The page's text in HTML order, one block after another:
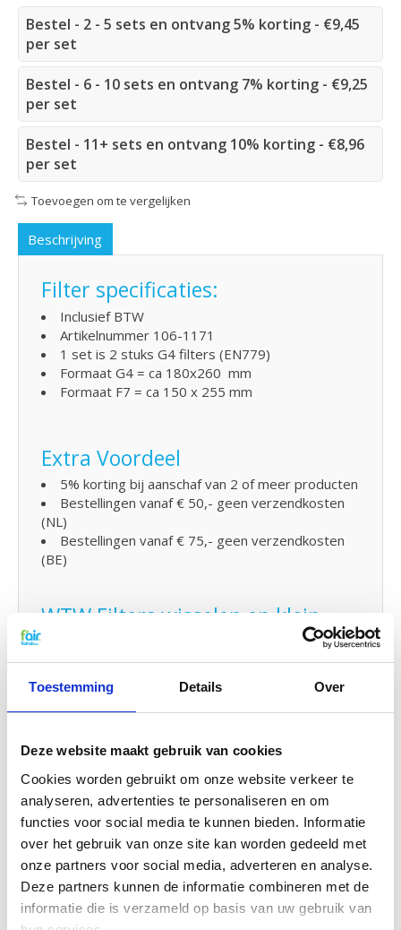
Toestemming Details Over
Deze website maakt gebruik van cookies
Cookies worden gebruikt om onze website verkeer te
analyseren, advertenties te personaliseren en om
functies voor social media te kunnen bieden. Informatie
over het gebruik van onze site kan worden gedeeld met
onze partners voor social media, adverteren en analyse.
Deze partners kunnen de informatie combineren met de
informatie die is verzameld op basis van uw gebruik van
Bestel - 2 - 5 sets en ontvang 5% korting - €9,45
per set
Bestel - 6 - 10 sets en ontvang 7% korting - €9,25
per set
Bestel - 11+ sets en ontvang 10% korting - €8,96
per set
Toevoegen om te vergelijken
Beschrijving
Filter specificaties:
Inclusief BTW
Artikelnummer 106-1171
1 set is 2 stuks G4 filters (EN779)
Formaat G4 = ca 180x260 mm
Formaat F7 = ca 150 x 255 mm
Extra Voordeel
5% korting bij aanschaf van 2 of meer producten
Bestellingen vanaf € 50,- geen verzendkosten
(NL)
Bestellingen vanaf € 75,- geen verzendkosten
(BE)
WTW Filters wisselen en klein
De WTW filters van fairair voor de Itho HRU Eco
150 kunt op eenvoudig zelf vervangen en in uw
kunt ook eenvoudig
klein onderhoud zelf uitvoeren
door uw systeem metprobioticatussendoor te
reinigen. lees hier hoe.
G4 Kwaliteit voor een G3 prijs
f'air G3 filters hebben een afvang van 92%. De
afvang van G3 filters moet volgens de gestelde
EN779 normering tussen de 80% en 90% zijn. Dat
betekent concreet dat f'air G3 filters een hogere